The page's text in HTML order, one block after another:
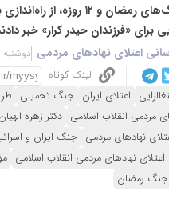
از آسیب‌دیدگان جنگ‌های
برای «فرزندان حیدر کرار» خبر
اعتلای نهادهای مردمی دوشنبه 21 اردیبهشت 1405 - 23:49
لینک کوتاه
اعتلای ایران جنگ تحمیلی
مردمی انقلاب اسلامی دکتر زهره الهیان
نهادهای مردمی جنگ ایران و
نهادهای مردمی انقلاب اسلامی
جنگ رمضان